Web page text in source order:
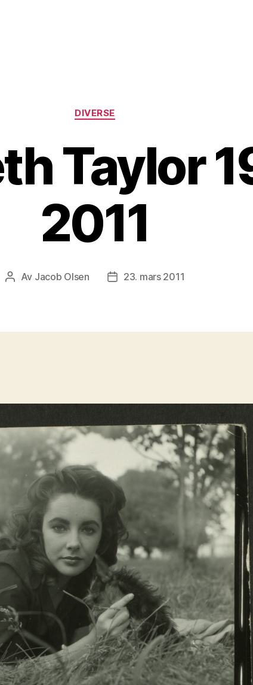
Kategorier
DIVERSE
Taylor
2011
Innleggsforfatter
Av Jacob Olsen Publiseringsdato
23. mars 2011